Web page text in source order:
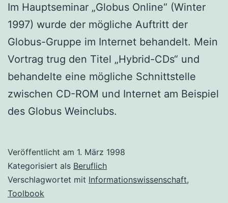
Im Hauptseminar „Globus Online“ (Winter
1997) wurde der mögliche Auftritt der
Globus-Gruppe im Internet behandelt. Mein
Vortrag trug den Titel „Hybrid-CDs“ und
behandelte eine mögliche Schnittstelle
zwischen CD-ROM und Internet am Beispiel
des Globus Weinclubs.
Veröffentlicht am 1. März 1998
Kategorisiert als Beruflich
Verschlagwortet mit Informationswissenschaft,
Toolbook